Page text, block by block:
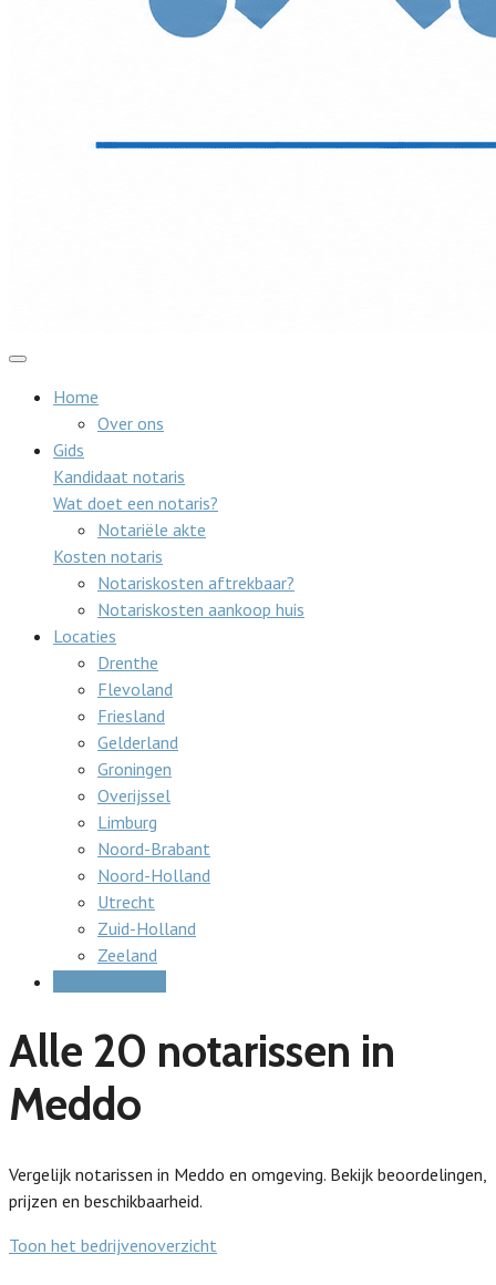
Home
Over ons
Gids
Kandidaat notaris
Wat doet een notaris?
Notariële akte
Kosten notaris
Notariskosten aftrekbaar?
Notariskosten aankoop huis
Locaties
Drenthe
Flevoland
Friesland
Gelderland
Groningen
Overijssel
Limburg
Noord-Brabant
Noord-Holland
Utrecht
Zuid-Holland
Zeeland
Alle 20 notarissen in
Meddo
Vergelijk notarissen in Meddo en omgeving. Bekijk beoordelingen,
prijzen en beschikbaarheid.
Toon het bedrijvenoverzicht